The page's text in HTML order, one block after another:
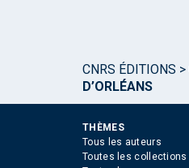
CNRS ÉDITIONS >
D’ORLÉANS
THÈMES
Tous les auteurs
Toutes les collections